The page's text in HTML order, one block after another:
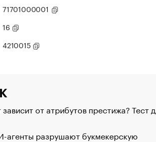
71701000001
16
4210015
от атрибутов престижа? Тест
агенты разрушают букмекерскую